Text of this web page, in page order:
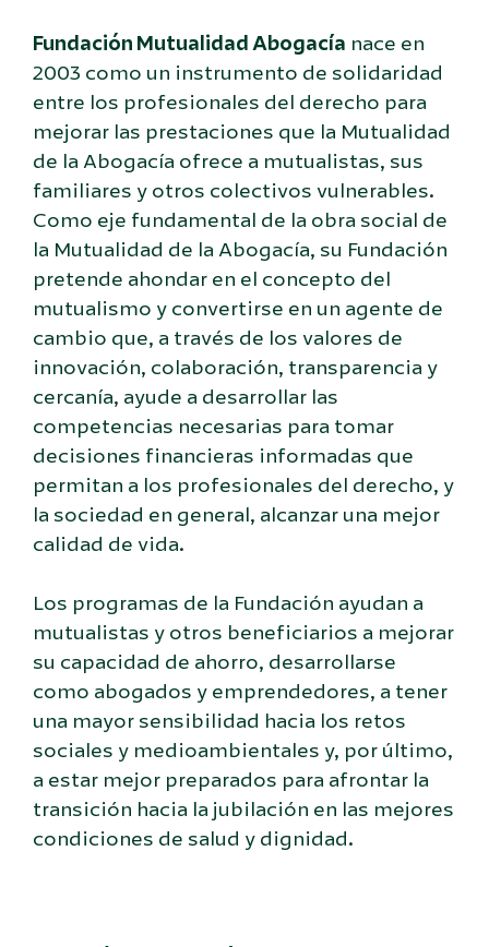
Fundación Mutualidad Abogacía nace en
2003 como un instrumento de solidaridad
entre los profesionales del derecho para
mejorar las prestaciones que la Mutualidad
de la Abogacía ofrece a mutualistas, sus
familiares y otros colectivos vulnerables.
Como eje fundamental de la obra social de
la Mutualidad de la Abogacía, su Fundación
pretende ahondar en el concepto del
mutualismo y convertirse en un agente de
cambio que, a través de los valores de
innovación, colaboración, transparencia y
cercanía, ayude a desarrollar las
competencias necesarias para tomar
decisiones financieras informadas que
permitan a los profesionales del derecho, y
la sociedad en general, alcanzar una mejor
calidad de vida.
Los programas de la Fundación ayudan a
mutualistas y otros beneficiarios a mejorar
su capacidad de ahorro, desarrollarse
como abogados y emprendedores, a tener
una mayor sensibilidad hacia los retos
sociales y medioambientales y, por último,
a estar mejor preparados para afrontar la
transición hacia la jubilación en las mejores
condiciones de salud y dignidad.